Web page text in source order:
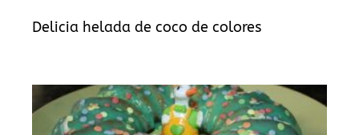
Delicia helada de coco de colores